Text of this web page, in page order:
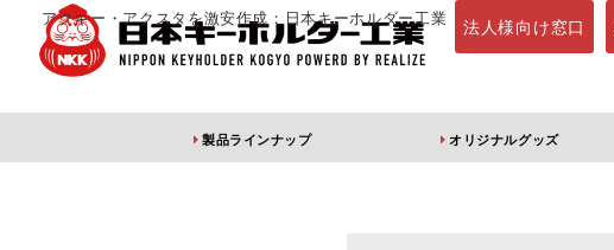
アクキー・アクスタを激安作成：日本キーホルダー工業 法人様向け窓口
製品ラインナップ オリジナルグッズ